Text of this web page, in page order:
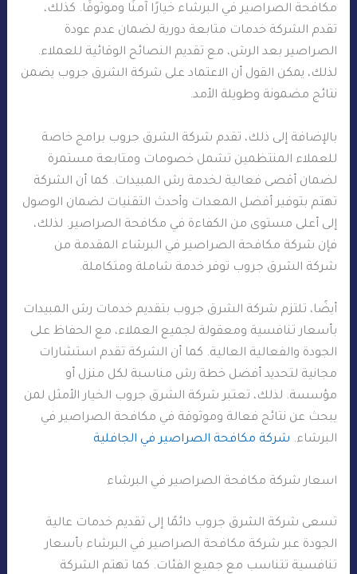
مكافحة الصراصير في البرشاء خيارًا آمنًا وموثوقًا. كذلك،
تقدم الشركة خدمات متابعة دورية لضمان عدم عودة
الصراصير بعد الرش، مع تقديم النصائح الوقائية للعملاء.
لذلك، يمكن القول أن الاعتماد على شركة الشرق جروب يضمن
نتائج مضمونة وطويلة الأمد.
بالإضافة إلى ذلك، تقدم شركة الشرق جروب برامج خاصة
للعملاء المنتظمين تشمل خصومات ومتابعة مستمرة
لضمان أقصى فعالية لخدمة رش المبيدات. كما أن الشركة
تهتم بتوفير أفضل المعدات وأحدث التقنيات لضمان الوصول
إلى أعلى مستوى من الكفاءة في مكافحة الصراصير. لذلك،
فإن شركة مكافحة الصراصير في البرشاء المقدمة من
شركة الشرق جروب توفر خدمة شاملة ومتكاملة.
أيضًا، تلتزم شركة الشرق جروب بتقديم خدمات رش المبيدات
بأسعار تنافسية ومعقولة لجميع العملاء، مع الحفاظ على
الجودة والفعالية العالية. كما أن الشركة تقدم استشارات
مجانية لتحديد أفضل خطة رش مناسبة لكل منزل أو
مؤسسة. لذلك، تعتبر شركة الشرق جروب الخيار الأمثل لمن
يبحث عن نتائج فعالة وموثوقة في مكافحة الصراصير في
البرشاء. شركة مكافحة الصراصير في الجافلية
اسعار شركة مكافحة الصراصير في البرشاء
تسعى شركة الشرق جروب دائمًا إلى تقديم خدمات عالية
الجودة عبر شركة مكافحة الصراصير في البرشاء بأسعار
تنافسية تتناسب مع جميع الفئات. كما تهتم الشركة